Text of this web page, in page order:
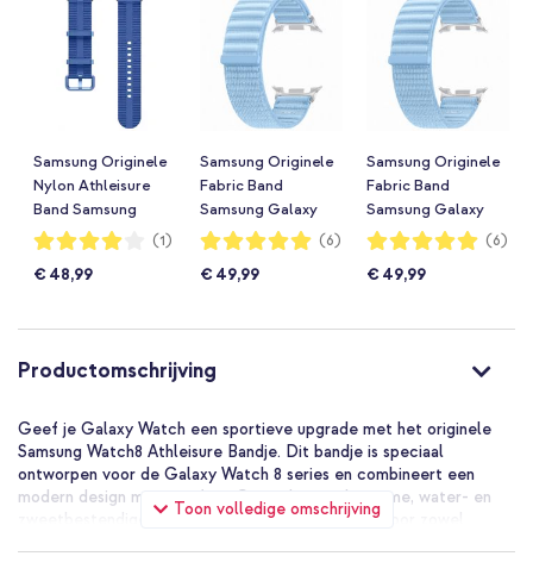
Samsung Originele
Nylon Athleisure
Band Samsung
Galaxy Watch 9
8 (40/44mm) /
Maat S/M - Navy
Waardering:
80%
(1)
€ 48,99
Samsung Originele
Fabric Band
Samsung Galaxy
Watch 9
8 (40/44mm) /
Maat S/M - Blauw
Waardering:
100%
(6)
€ 49,99
Samsung Originele
Fabric Band
Samsung Galaxy
Watch 9
8 (40/44mm) /
Maat M/L - Blauw
Waardering:
100%
(6)
€ 49,99
Productomschrijving
Toon volledige omschrijving
Geef je Galaxy Watch een sportieve upgrade met het originele
Samsung Watch8 Athleisure Bandje. Dit bandje is speciaal
ontworpen voor de Galaxy Watch 8 series en combineert een
modern design met comfort. Gemaakt van duurzame, water- en
zweetbestendige materialen, is dit bandje ideaal voor zowel